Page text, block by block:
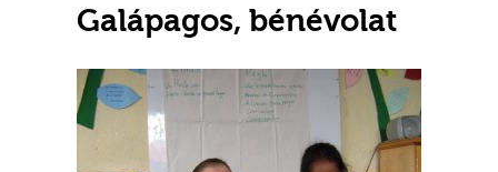
Galápagos, bénévolat